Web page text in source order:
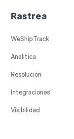
Rastrea
WeShip Track
Analitica
Resolución
Integraciones
Visibilidad